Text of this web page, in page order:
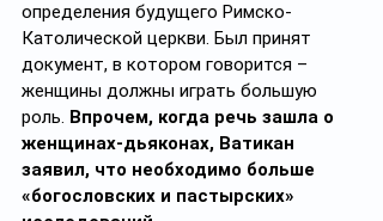
определения будущего Римско-
Католической церкви. Был принят
документ, в котором говорится –
женщины должны играть большую
роль. Впрочем, когда речь зашла о
женщинах-дьяконах, Ватикан
заявил, что необходимо больше
«богословских и пастырских»